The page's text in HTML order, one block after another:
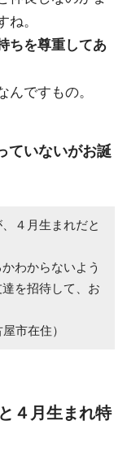
。
ちを尊重してあ
ですもの。
ていないがお誕
４月生まれだと
わからないよう
を招待して、お
市在住）
４月生まれ特